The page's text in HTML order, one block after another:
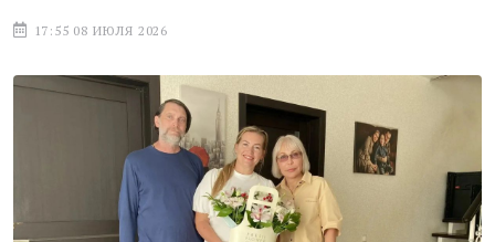
17:55 08 ИЮЛЯ 2026